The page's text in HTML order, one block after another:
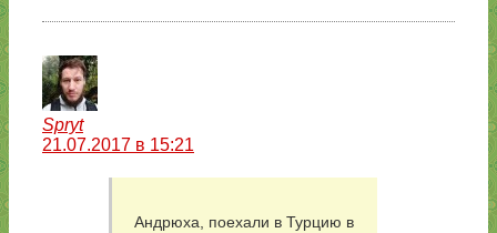
Spryt
21.07.2017 в 15:21
Андрюха, поехали в Турцию в